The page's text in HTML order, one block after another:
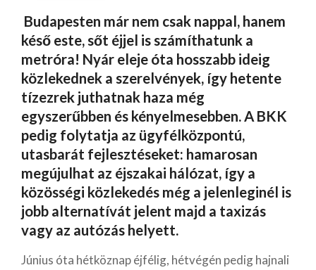
Budapesten már nem csak nappal, hanem
késő este, sőt éjjel is számíthatunk a
metróra! Nyár eleje óta hosszabb ideig
közlekednek a szerelvények, így hetente
tízezrek juthatnak haza még
egyszerűbben és kényelmesebben. A BKK
pedig folytatja az ügyfélközpontú,
utasbarát fejlesztéseket: hamarosan
megújulhat az éjszakai hálózat, így a
közösségi közlekedés még a jelenleginél is
jobb alternatívát jelent majd a taxizás
vagy az autózás helyett.
Június óta hétköznap éjfélig, hétvégén pedig hajnali